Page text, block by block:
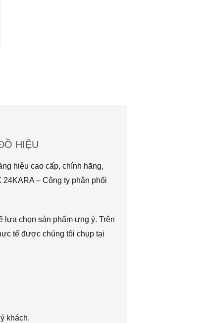
HIỆU
hiệu cao cấp, chính hãng,
– Công ty phân phối
lựa chọn sản phẩm ưng ý. Trên
tế được chúng tôi chụp tại
khách.